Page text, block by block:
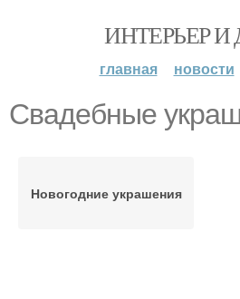
ИНТЕРЬЕР И
главная новости
Свадебные
Новогодние украшения